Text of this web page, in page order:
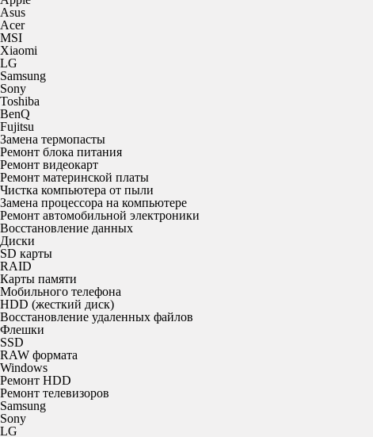
Asus
Acer
MSI
Xiaomi
LG
Samsung
Sony
Toshiba
BenQ
Fujitsu
Замена термопасты
Ремонт блока питания
Ремонт видеокарт
Ремонт материнской платы
Чистка компьютера от пыли
Замена процессора на компьютере
Ремонт автомобильной электроники
Восстановление данных
Диски
SD карты
RAID
Карты памяти
Мобильного телефона
HDD (жесткий диск)
Восстановление удаленных файлов
Флешки
SSD
RAW формата
Windows
Ремонт HDD
Ремонт телевизоров
Samsung
Sony
LG